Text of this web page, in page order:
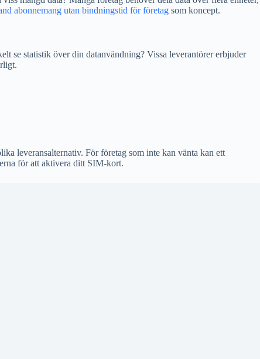
abonnemang utan bindningstid för företag som koncept.
se statistik över din datanvändning? Vissa leverantörer erbjuder
leveransalternativ. För företag som inte kan vänta kan ett
för att aktivera ditt SIM-kort.